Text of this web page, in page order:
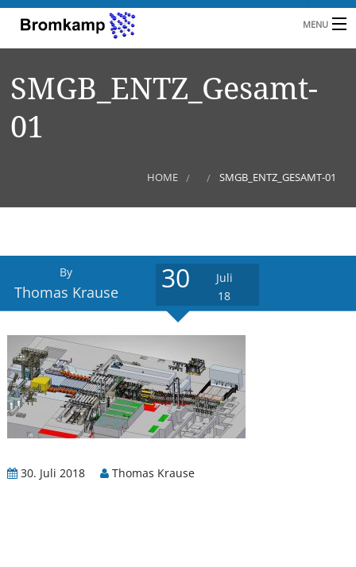
MENU
UNTERNEHMEN
BRANCHEN
REFERENZEN
KONTAKT
SMGB_ENTZ_Gesamt-
01
HOME SMGB_ENTZ_GESAMT-01
By
Thomas Krause 30
Juli
18
30. Juli 2018 Thomas Krause